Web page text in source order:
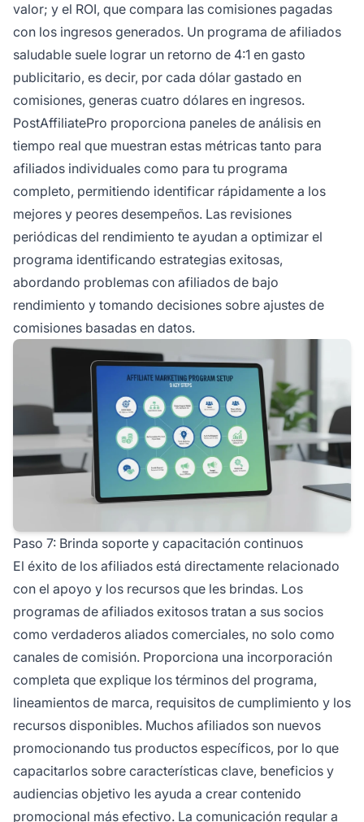
valor; y el ROI, que compara las comisiones pagadas
con los ingresos generados. Un programa de afiliados
saludable suele lograr un retorno de 4:1 en gasto
publicitario, es decir, por cada dólar gastado en
comisiones, generas cuatro dólares en ingresos.
PostAffiliatePro proporciona paneles de análisis en
tiempo real que muestran estas métricas tanto para
afiliados individuales como para tu programa
completo, permitiendo identificar rápidamente a los
mejores y peores desempeños. Las revisiones
periódicas del rendimiento te ayudan a optimizar el
programa identificando estrategias exitosas,
abordando problemas con afiliados de bajo
rendimiento y tomando decisiones sobre ajustes de
comisiones basadas en datos.
Paso 7: Brinda soporte y capacitación continuos
El éxito de los afiliados está directamente relacionado
con el apoyo y los recursos que les brindas. Los
programas de afiliados exitosos tratan a sus socios
como verdaderos aliados comerciales, no solo como
canales de comisión. Proporciona una incorporación
completa que explique los términos del programa,
lineamientos de marca, requisitos de cumplimiento y los
recursos disponibles. Muchos afiliados son nuevos
promocionando tus productos específicos, por lo que
capacitarlos sobre características clave, beneficios y
audiencias objetivo les ayuda a crear contenido
promocional más efectivo. La comunicación regular a